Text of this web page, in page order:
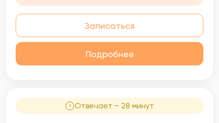
Записаться
Подробнее
Отвечает ~ 28 минут